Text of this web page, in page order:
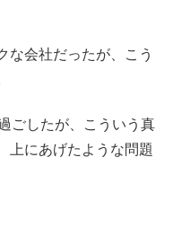
な会社だったが、こう
ごしたが、こういう真
上にあげたような問題